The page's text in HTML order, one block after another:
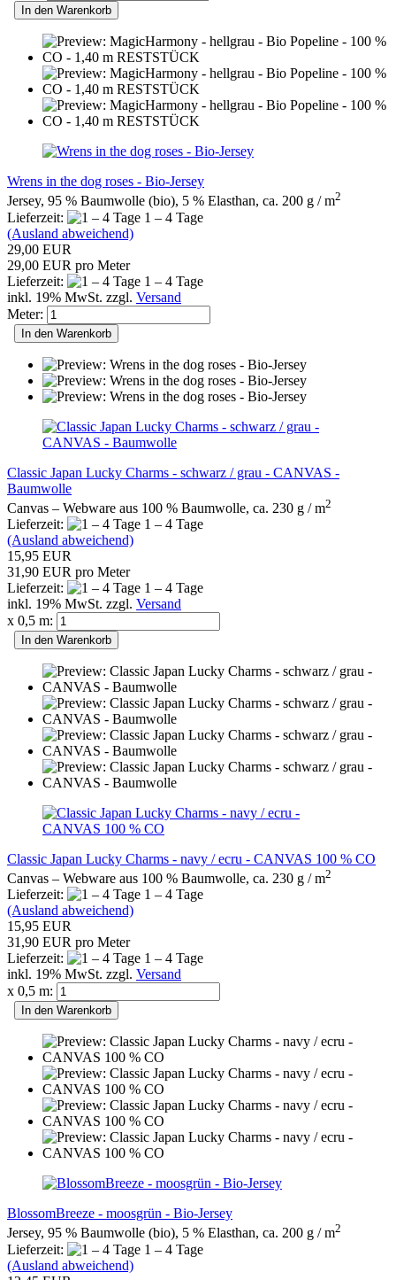
In den Warenkorb
Wrens in the dog roses - Bio-Jersey
Jersey, 95 % Baumwolle (bio), 5 % Elasthan, ca. 200 g / m2
Lieferzeit:
1 – 4 Tage
(Ausland abweichend)
29,00 EUR
29,00 EUR pro Meter
Lieferzeit:
1 – 4 Tage
inkl. 19% MwSt. zzgl. Versand
Meter:
In den Warenkorb
Classic Japan Lucky Charms - schwarz / grau - CANVAS -
Baumwolle
Canvas – Webware aus 100 % Baumwolle, ca. 230 g / m2
Lieferzeit:
1 – 4 Tage
(Ausland abweichend)
15,95 EUR
31,90 EUR pro Meter
Lieferzeit:
1 – 4 Tage
inkl. 19% MwSt. zzgl. Versand
x 0,5 m:
In den Warenkorb
Classic Japan Lucky Charms - navy / ecru - CANVAS 100 % CO
Canvas – Webware aus 100 % Baumwolle, ca. 230 g / m2
Lieferzeit:
1 – 4 Tage
(Ausland abweichend)
15,95 EUR
31,90 EUR pro Meter
Lieferzeit:
1 – 4 Tage
inkl. 19% MwSt. zzgl. Versand
x 0,5 m:
In den Warenkorb
BlossomBreeze - moosgrün - Bio-Jersey
Jersey, 95 % Baumwolle (bio), 5 % Elasthan, ca. 200 g / m2
Lieferzeit:
1 – 4 Tage
(Ausland abweichend)